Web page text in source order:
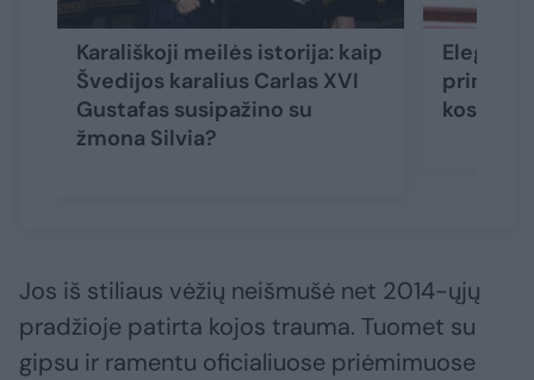
Karališkoji meilės istorija: kaip
Švedijos karalius Carlas XVI
Gustafas susipažino su
žmona Silvia?
Jos iš stiliaus vėžių neišmušė net 2014-ųjų
pradžioje patirta kojos trauma. Tuomet su
gipsu ir ramentu oficialiuose priėmimuose